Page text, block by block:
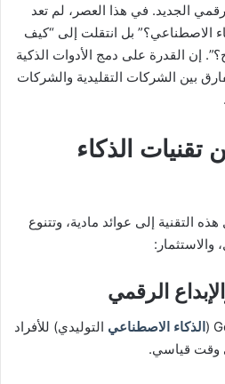
الجديد. في هذا العصر، لم تعد
الاصطناعي؟” بل انتقلت إلى “كيف
إن القدرة على دمج الأدوات الذكية
بين الشركات التقليدية والشركات
الذكاء
التقنية إلى عوائد مادية، وتتنوع
والاستثمار:
الذكاء الاصطناعي التوليدي) للأفراد
وقت قياسي.